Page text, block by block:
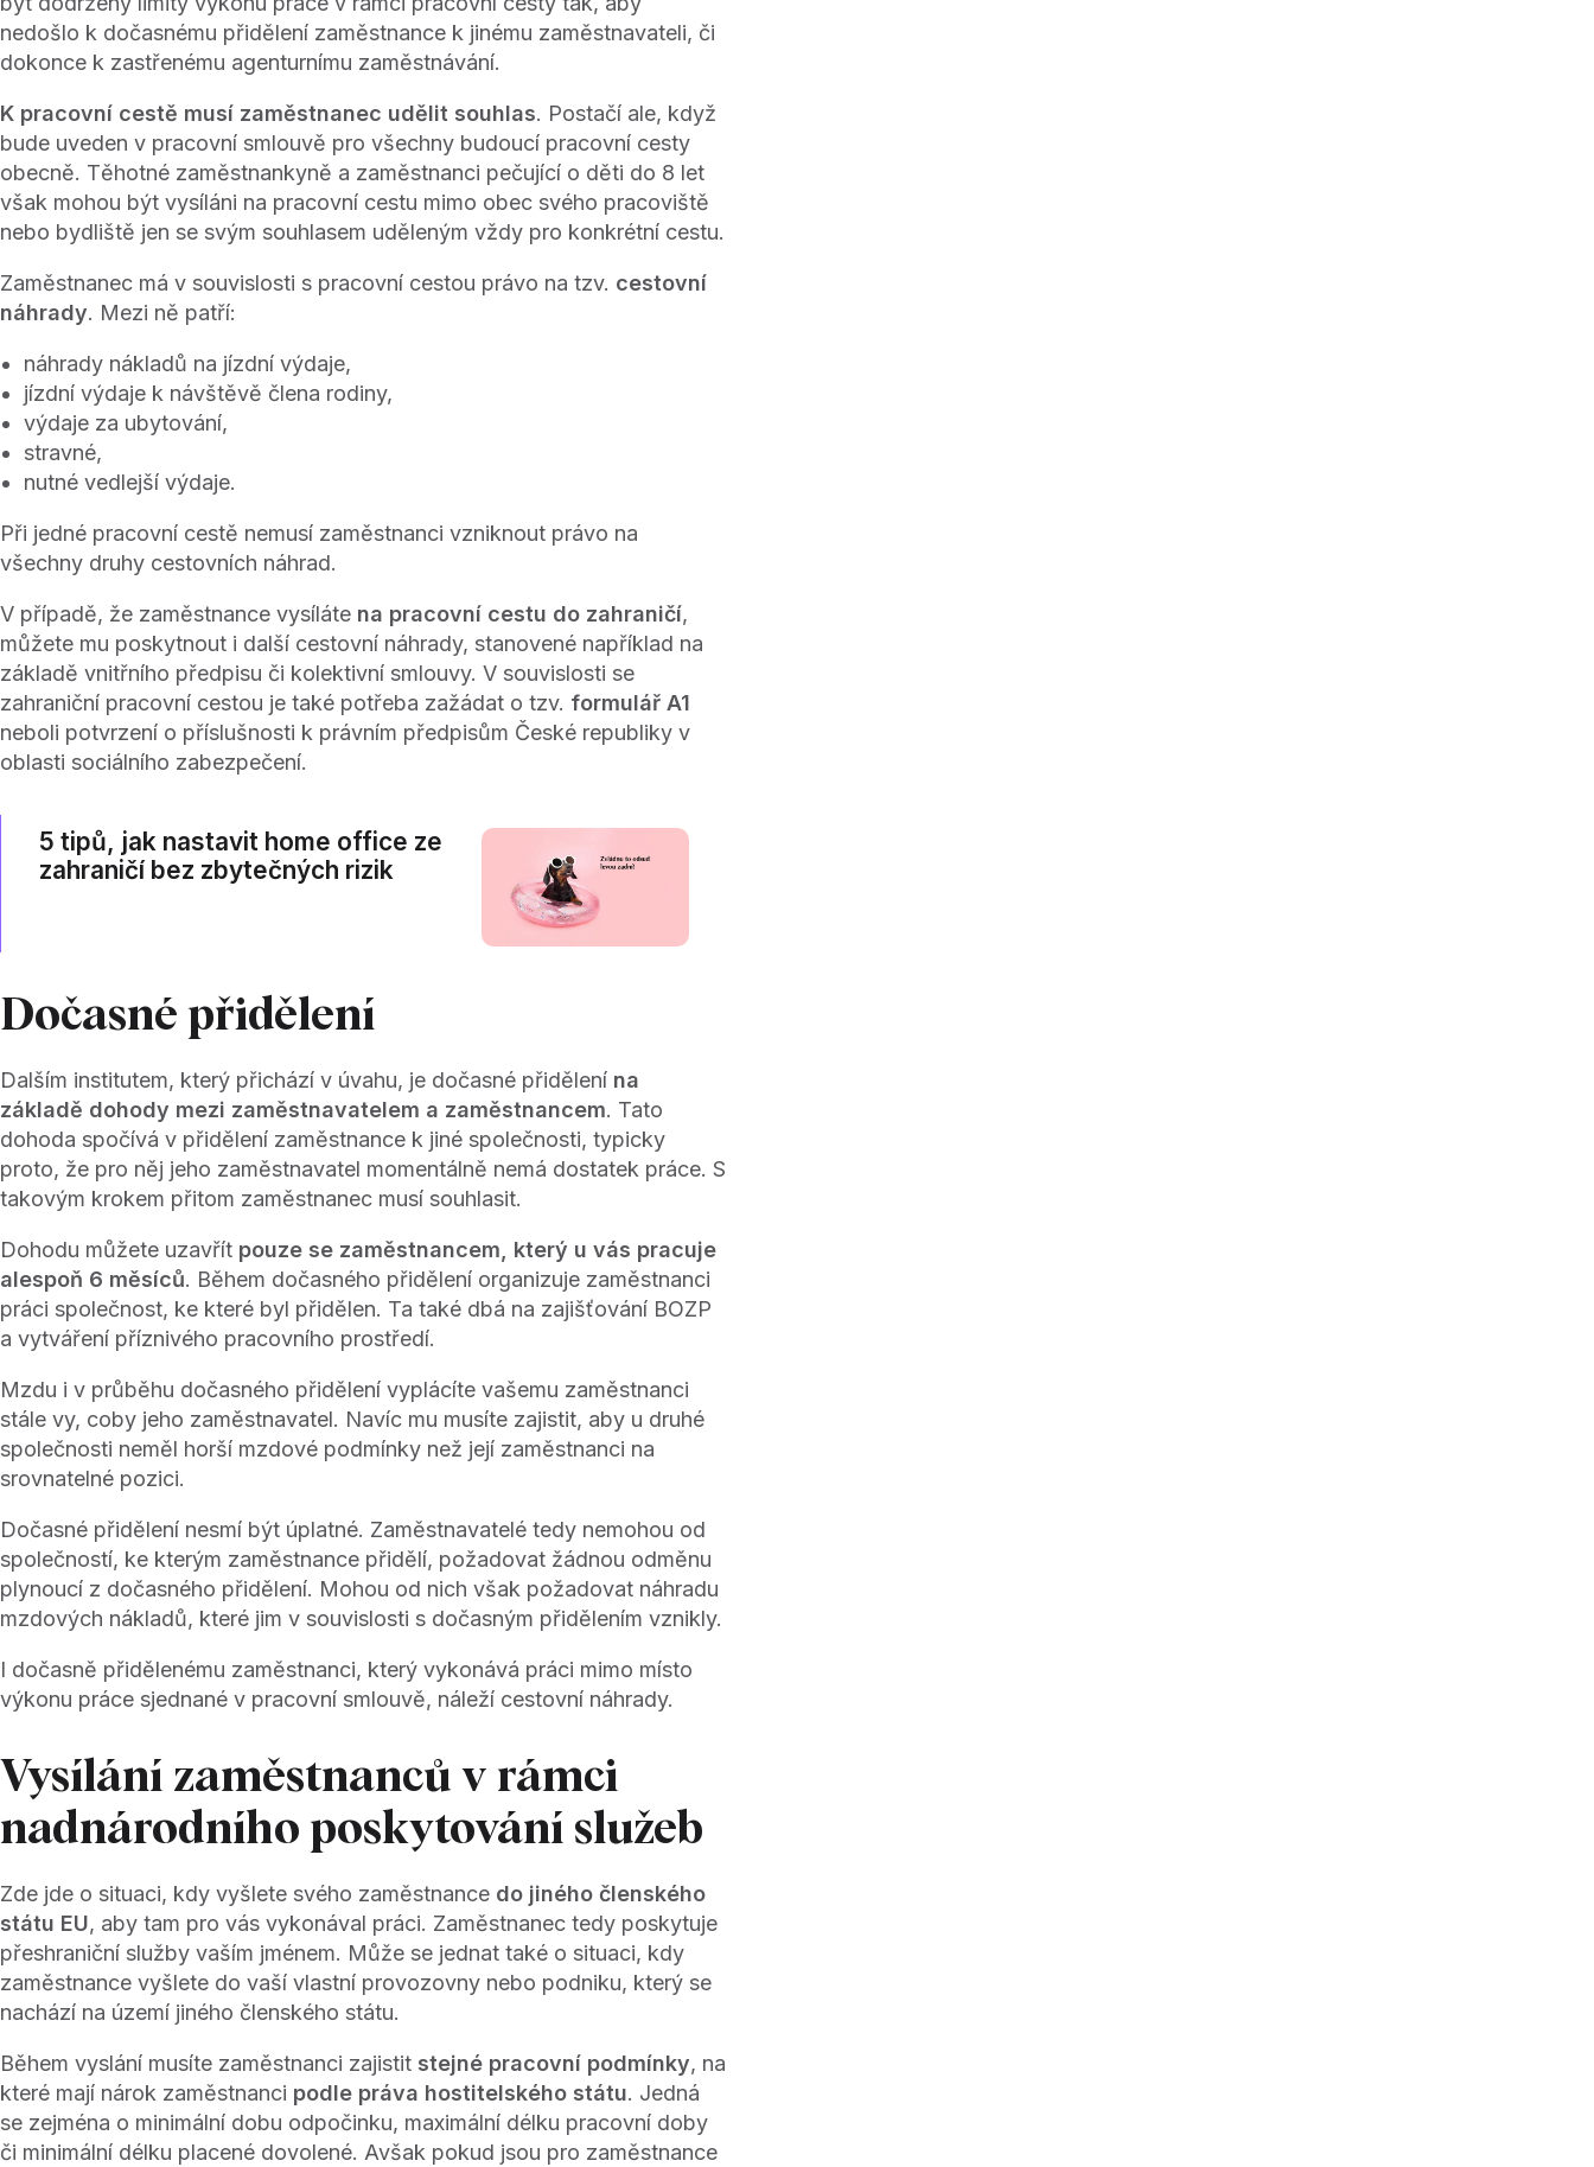
nedošlo k dočasnému přidělení zaměstnance k jinému zaměstnavateli, či
dokonce k zastřenému agenturnímu zaměstnávání.
K pracovní cestě musí zaměstnanec udělit souhlas. Postačí ale, když
bude uveden v pracovní smlouvě pro všechny budoucí pracovní cesty
obecně. Těhotné zaměstnankyně a zaměstnanci pečující o děti do 8 let
však mohou být vysíláni na pracovní cestu mimo obec svého pracoviště
nebo bydliště jen se svým souhlasem uděleným vždy pro konkrétní cestu.
Zaměstnanec má v souvislosti s pracovní cestou právo na tzv. cestovní
náhrady. Mezi ně patří:
náhrady nákladů na jízdní výdaje,
jízdní výdaje k návštěvě člena rodiny,
výdaje za ubytování,
stravné,
nutné vedlejší výdaje.
Při jedné pracovní cestě nemusí zaměstnanci vzniknout právo na
všechny druhy cestovních náhrad.
V případě, že zaměstnance vysíláte na pracovní cestu do zahraničí,
můžete mu poskytnout i další cestovní náhrady, stanovené například na
základě vnitřního předpisu či kolektivní smlouvy. V souvislosti se
zahraniční pracovní cestou je také potřeba zažádat o tzv. formulář A1
neboli potvrzení o příslušnosti k právním předpisům České republiky v
oblasti sociálního zabezpečení.
5 tipů, jak nastavit home office ze
zahraničí bez zbytečných rizik
Dočasné přidělení
Dalším institutem, který přichází v úvahu, je dočasné přidělení na
základě dohody mezi zaměstnavatelem a zaměstnancem. Tato
dohoda spočívá v přidělení zaměstnance k jiné společnosti, typicky
proto, že pro něj jeho zaměstnavatel momentálně nemá dostatek práce. S
takovým krokem přitom zaměstnanec musí souhlasit.
Dohodu můžete uzavřít pouze se zaměstnancem, který u vás pracuje
alespoň 6 měsíců. Během dočasného přidělení organizuje zaměstnanci
práci společnost, ke které byl přidělen. Ta také dbá na zajišťování BOZP
a vytváření příznivého pracovního prostředí.
Mzdu i v průběhu dočasného přidělení vyplácíte vašemu zaměstnanci
stále vy, coby jeho zaměstnavatel. Navíc mu musíte zajistit, aby u druhé
společnosti neměl horší mzdové podmínky než její zaměstnanci na
srovnatelné pozici.
Dočasné přidělení nesmí být úplatné. Zaměstnavatelé tedy nemohou od
společností, ke kterým zaměstnance přidělí, požadovat žádnou odměnu
plynoucí z dočasného přidělení. Mohou od nich však požadovat náhradu
mzdových nákladů, které jim v souvislosti s dočasným přidělením vznikly.
I dočasně přidělenému zaměstnanci, který vykonává práci mimo místo
výkonu práce sjednané v pracovní smlouvě, náleží cestovní náhrady.
Vysílání zaměstnanců v rámci
nadnárodního poskytování služeb
Zde jde o situaci, kdy vyšlete svého zaměstnance do jiného členského
státu EU, aby tam pro vás vykonával práci. Zaměstnanec tedy poskytuje
přeshraniční služby vaším jménem. Může se jednat také o situaci, kdy
zaměstnance vyšlete do vaší vlastní provozovny nebo podniku, který se
nachází na území jiného členského státu.
Během vyslání musíte zaměstnanci zajistit stejné pracovní podmínky, na
které mají nárok zaměstnanci podle práva hostitelského státu. Jedná
se zejména o minimální dobu odpočinku, maximální délku pracovní doby
či minimální délku placené dovolené. Avšak pokud jsou pro zaměstnance